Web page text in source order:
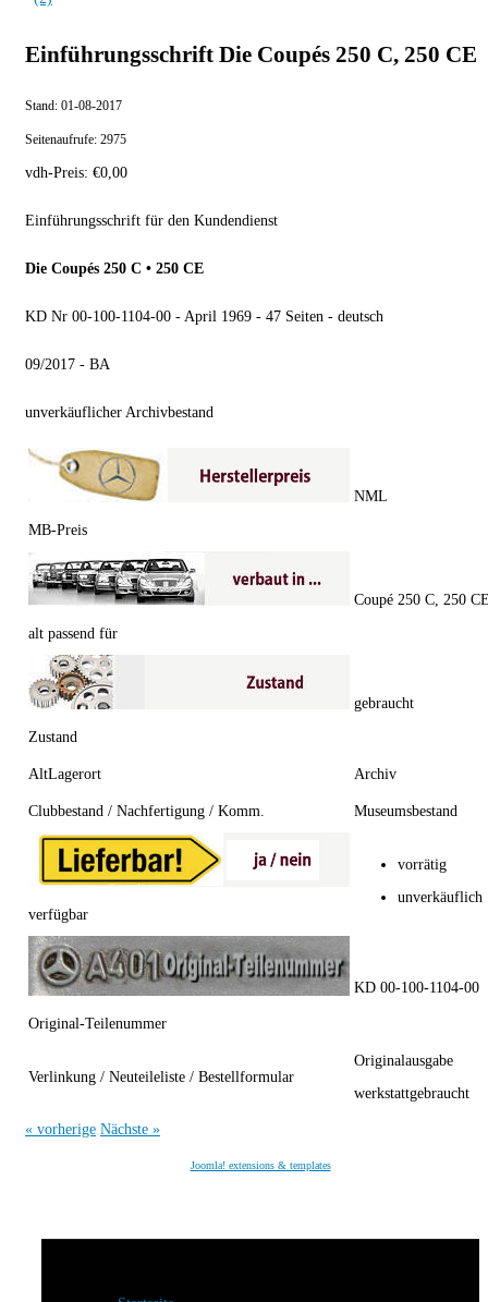
Einführungsschrift Die Coupés 250 C, 250 CE
Stand: 01-08-2017
Seitenaufrufe: 2975
vdh-Preis: €0,00
Einführungsschrift für den Kundendienst
Die Coupés 250 C • 250 CE
KD Nr 00-100-1104-00 - April 1969 - 47 Seiten - deutsch
09/2017 - BA
unverkäuflicher Archivbestand
MB-Preis
NML
alt passend für
Coupé 250 C, 250
Zustand
gebraucht
AltLagerort Archiv
Clubbestand / Nachfertigung / Komm. Museumsbestand
verfügbar
vorrätig
unverkäuflich
Original-Teilenummer
KD 00-100-1104-00
Verlinkung / Neuteileliste / Bestellformular
Originalausgabe
werkstattgebraucht
« vorherige Nächste »
Joomla! extensions & templates